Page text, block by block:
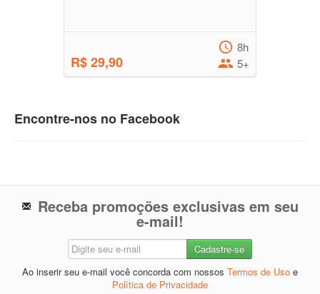
R$ 29,90
8h
5+
Encontre-nos no Facebook
Receba promoções exclusivas em seu
e-mail!
Ao inserir seu e-mail você concorda com nossos Termos de Uso e
Política de Privacidade